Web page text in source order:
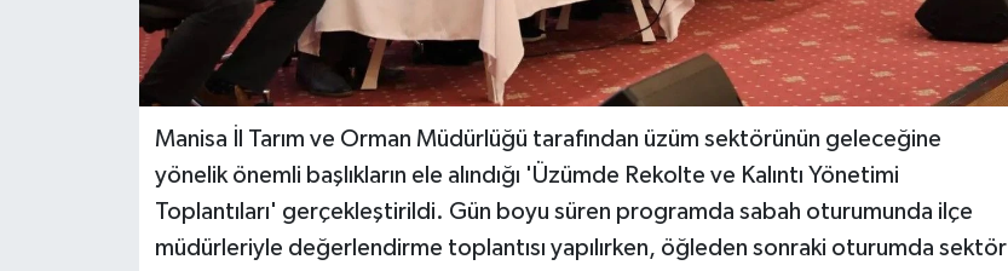
Manisa İl Tarım ve Orman Müdürlüğü tarafından üzüm sektörünün geleceğine
yönelik önemli başlıkların ele alındığı 'Üzümde Rekolte ve Kalıntı Yönetimi
Toplantıları' gerçekleştirildi. Gün boyu süren programda sabah oturumunda ilçe
müdürleriyle değerlendirme toplantısı yapılırken, öğleden sonraki oturumda sektör